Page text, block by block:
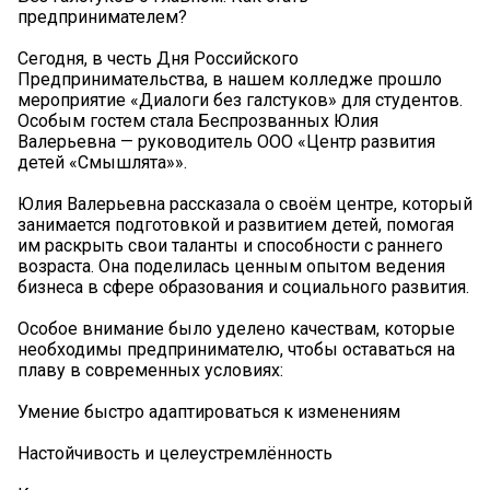
предпринимателем?
Сегодня, в честь Дня Российского
Предпринимательства, в нашем колледже прошло
мероприятие «Диалоги без галстуков» для студентов.
Особым гостем стала Беспрозванных Юлия
Валерьевна — руководитель ООО «Центр развития
детей «Смышлята»».
Юлия Валерьевна рассказала о своём центре, который
занимается подготовкой и развитием детей, помогая
им раскрыть свои таланты и способности с раннего
возраста. Она поделилась ценным опытом ведения
бизнеса в сфере образования и социального развития.
Особое внимание было уделено качествам, которые
необходимы предпринимателю, чтобы оставаться на
плаву в современных условиях:
Умение быстро адаптироваться к изменениям
Настойчивость и целеустремлённость